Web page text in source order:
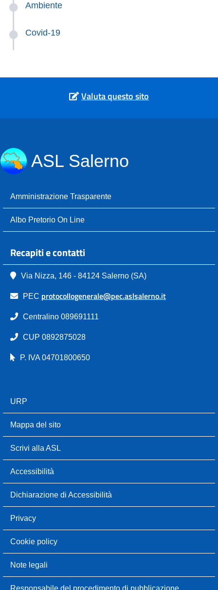
Ambiente
Covid-19
Valuta questo sito
ASL Salerno
Amministrazione Trasparente
Albo Pretorio On Line
Recapiti e contatti
Via Nizza, 146 - 84124 Salerno (SA)
PEC protocollogenerale@pec.aslsalerno.it
Centralino 089691111
CUP 0892875028
P. IVA 04701800650
URP
Mappa del sito
Scrivi alla ASL
Accessibilità
Dichiarazione di Accessibilità
Privacy
Cookie policy
Note legali
Responsabile del procedimento di pubblicazione